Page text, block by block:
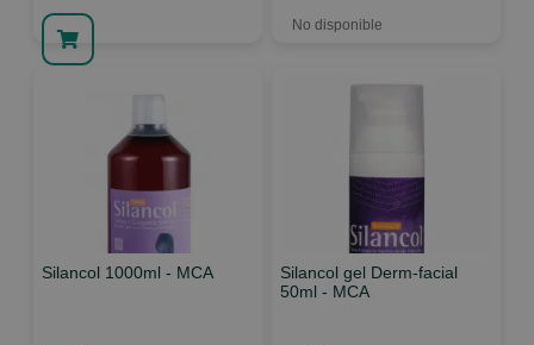
No disponible
Silancol 1000ml - MCA
Silancol gel Derm-facial
50ml - MCA